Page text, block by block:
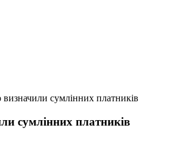
сумлінних платників
сумлінних платників